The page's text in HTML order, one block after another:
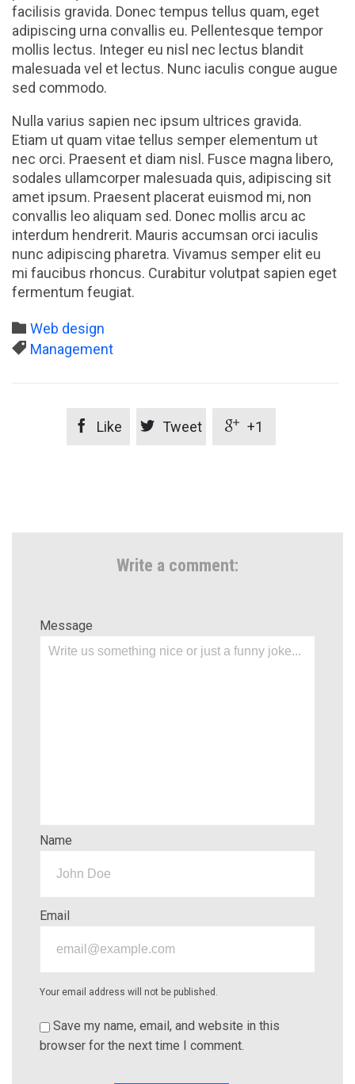
facilisis gravida. Donec tempus tellus quam, eget
adipiscing urna convallis eu. Pellentesque tempor
mollis lectus. Integer eu nisl nec lectus blandit
malesuada vel et lectus. Nunc iaculis congue augue
sed commodo.
Nulla varius sapien nec ipsum ultrices gravida.
Etiam ut quam vitae tellus semper elementum ut
nec orci. Praesent et diam nisl. Fusce magna libero,
sodales ullamcorper malesuada quis, adipiscing sit
amet ipsum. Praesent placerat euismod mi, non
convallis leo aliquam sed. Donec mollis arcu ac
interdum hendrerit. Mauris accumsan orci iaculis
nunc adipiscing pharetra. Vivamus semper elit eu
mi faucibus rhoncus. Curabitur volutpat sapien eget
fermentum feugiat.
 Category
Web design
 Tags
Management
 Like  Tweet  +1
Write a comment:
Message
Name
Email
Your email address will not be published.
Save my name, email, and website in this
browser for the next time I comment.